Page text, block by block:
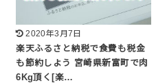
2020年3月7日
楽天ふるさと納税で食費も税金
も節約しよう 宮崎県新富町で肉
6Kg頂く[楽…